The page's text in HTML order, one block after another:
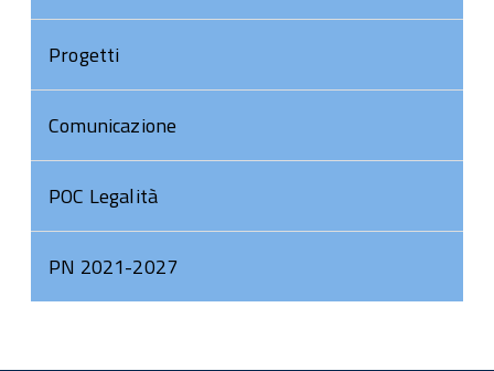
Progetti
Comunicazione
POC Legalità
PN 2021-2027